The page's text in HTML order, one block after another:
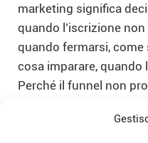
marketing significa
quando l’iscrizione
quando fermarsi, come
cosa imparare, quando
Perché il funnel non
esperienze, nel tempo,